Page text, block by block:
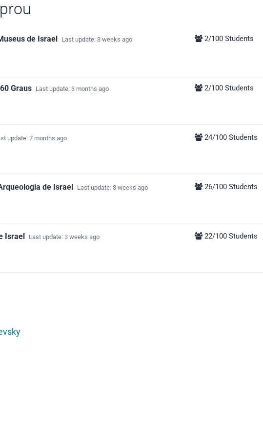
de Israel Last update: 3 weeks ago 2/100 Students
Graus Last update: 3 months ago 2/100 Students
update: 7 months ago 24/100 Students
de Israel Last update: 3 weeks ago 26/100 Students
Israel Last update: 3 weeks ago 22/100 Students